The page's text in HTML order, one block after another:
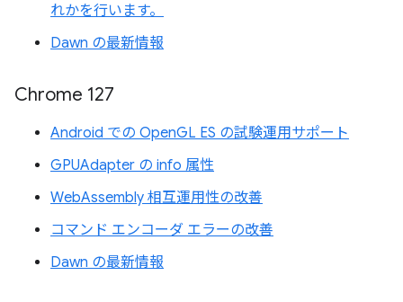
れかを行います。
Dawn の最新情報
Chrome 127
Android での OpenGL ES の試験運用サポート
GPUAdapter の info 属性
WebAssembly 相互運用性の改善
コマンド エンコーダ エラーの改善
Dawn の最新情報